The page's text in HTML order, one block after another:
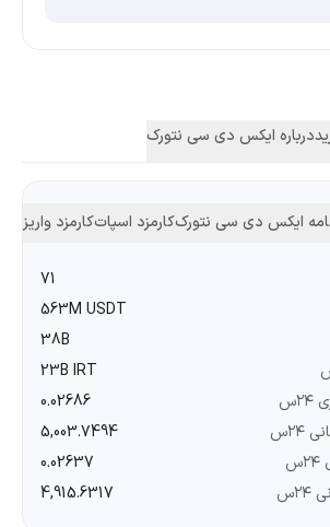
درباره ایکس دی سی نتورک
ایکس دی سی نتورککارمزد اسپاتکارمزد واریز
71
563M USDT
38B
23B IRT
0.02686
5,003.7494
0.02637
4,915.6317